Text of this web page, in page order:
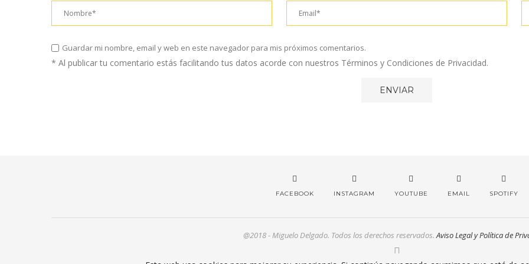
Guardar mi nombre, email y web en este navegador para mis próximos comentarios.
* Al publicar tu comentario estás facilitando tus datos acorde con nuestros Términos y Condiciones de Privacidad.
FACEBOOK INSTAGRAM YOUTUBE EMAIL SPOTIFY
@2018 - Miguelo Delgado. Todos los derechos reservados.Aviso Legal y Política de
VOLVER ARRIBA